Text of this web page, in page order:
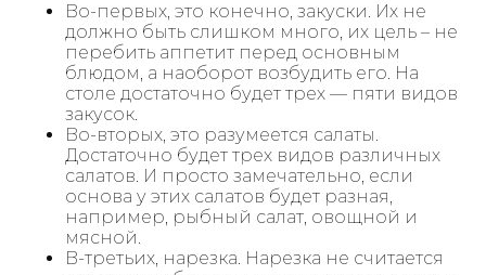
Во-первых, это конечно, закуски. Их не
должно быть слишком много, их цель – не
перебить аппетит перед основным
блюдом, а наоборот возбудить его. На
столе достаточно будет трех — пяти видов
закусок.
Во-вторых, это разумеется салаты.
Достаточно будет трех видов различных
салатов. И просто замечательно, если
основа у этих салатов будет разная,
например, рыбный салат, овощной и
мясной.
В-третьих, нарезка. Нарезка не считается